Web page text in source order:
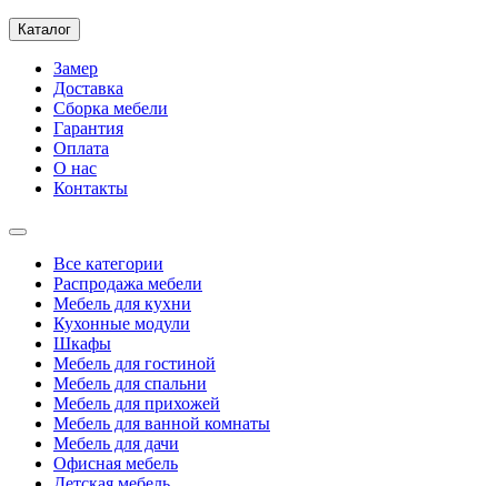
Каталог
Замер
Доставка
Сборка мебели
Гарантия
Оплата
О нас
Контакты
Все категории
Распродажа мебели
Мебель для кухни
Кухонные модули
Шкафы
Мебель для гостиной
Мебель для спальни
Мебель для прихожей
Мебель для ванной комнаты
Мебель для дачи
Офисная мебель